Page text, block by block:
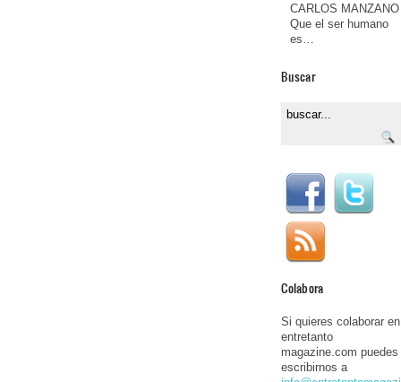
CARLOS MANZANO
Que el ser humano
es…
Buscar
Colabora
Si quieres colaborar en
entretanto
magazine.com puedes
escribirnos a